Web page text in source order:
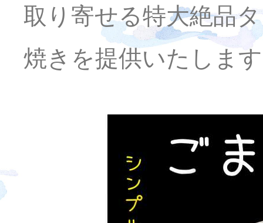
取り寄せる特大絶品
焼きを提供いたしま